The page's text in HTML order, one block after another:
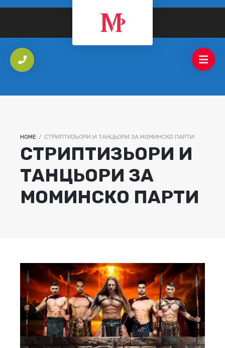
HOME / СТРИПТИЗЬОРИ И ТАНЦЬОРИ ЗА МОМИНСКО ПАРТИ
СТРИПТИЗЬОРИ И
ТАНЦЬОРИ ЗА
МОМИНСКО ПАРТИ